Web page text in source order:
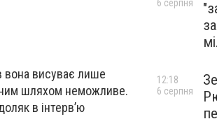
вона висуває лише
шляхом неможливе.
в інтерв’ю
6 серпня
12:18
6 серпня